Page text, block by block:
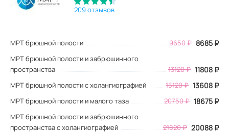
209 отзывов
МРТ брюшной полости 9650₽ 8685 ₽
МРТ брюшной полости и забрюшинного
пространства
13120 ₽ 11808 ₽
МРТ брюшной полости с холангиографией 15120 ₽ 13608 ₽
МРТ брюшной полости и малого таза 20750 ₽ 18675 ₽
МРТ брюшной полости и забрюшинного
пространства с холангиографией
21820 ₽ 20088 ₽